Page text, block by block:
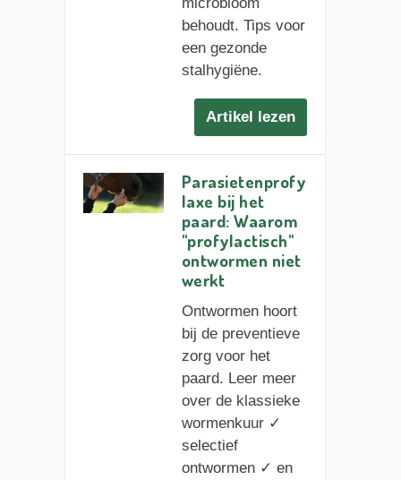
behoudt. Tips voor
een gezonde
stalhygiëne.
Artikel lezen
Parasietenprofy
laxe bij het
paard: Waarom
"profylactisch"
ontwormen niet
werkt
Ontwormen hoort
bij de preventieve
zorg voor het
paard. Leer meer
over de klassieke
wormenkuur ✓
selectief
ontwormen ✓ en